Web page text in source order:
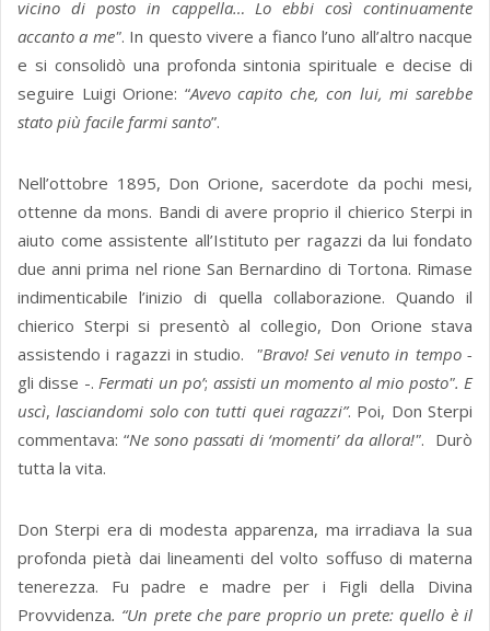
vicino di posto in cappella… Lo ebbi così continuamente
accanto a me". In questo vivere a fianco l’uno all’altro nacque
e si consolidò una profonda sintonia spirituale e decise di
seguire Luigi Orione: “Avevo capito che, con lui, mi sarebbe
stato più facile farmi santo”.
Nell’ottobre 1895, Don Orione, sacerdote da pochi mesi,
ottenne da mons. Bandi di avere proprio il chierico Sterpi in
aiuto come assistente all’Istituto per ragazzi da lui fondato
due anni prima nel rione San Bernardino di Tortona. Rimase
indimenticabile l’inizio di quella collaborazione. Quando il
chierico Sterpi si presentò al collegio, Don Orione stava
assistendo i ragazzi in studio. "Bravo! Sei venuto in tempo -
gli disse -.Fermati un po’; assisti un momento al mio posto". E
uscì,lasciandomi solo con tutti quei ragazzi”. Poi, Don Sterpi
commentava: “Ne sono passati di ‘momenti’ da allora!". Durò
tutta la vita.
Don Sterpi era di modesta apparenza, ma irradiava la sua
profonda pietà dai lineamenti del volto soffuso di materna
tenerezza. Fu padre e madre per i Figli della Divina
Provvidenza. “Un prete che pare proprio un prete: quello è il